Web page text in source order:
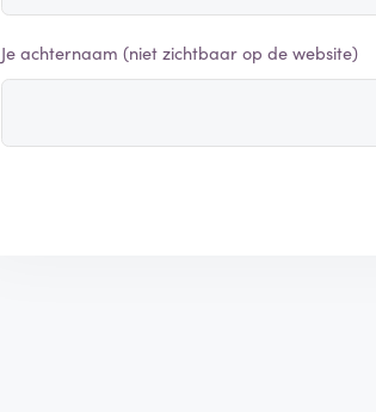
Je achternaam (niet zichtbaar op de website)